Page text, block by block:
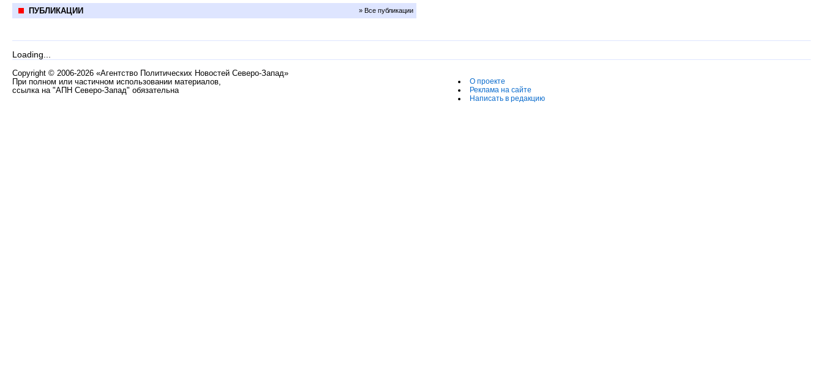
ПУБЛИКАЦИИ » Все публикации
Loading...
Copyright © 2006-2026 «Агентство Политических Новостей Северо-Запад»
При полном или частичном использовании материалов,
ссылка на "АПН Северо-Запад" обязательна
О проекте
Реклама на сайте
Написать в редакцию